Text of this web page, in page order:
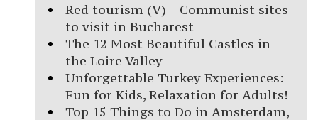
Red tourism (V) – Communist sites
to visit in Bucharest
The 12 Most Beautiful Castles in
the Loire Valley
Unforgettable Turkey Experiences:
Fun for Kids, Relaxation for Adults!
Top 15 Things to Do in Amsterdam,